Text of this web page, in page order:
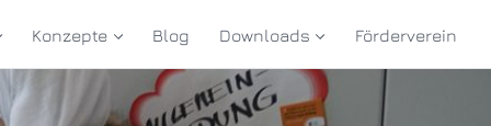
Konzepte Blog Downloads Förderverein